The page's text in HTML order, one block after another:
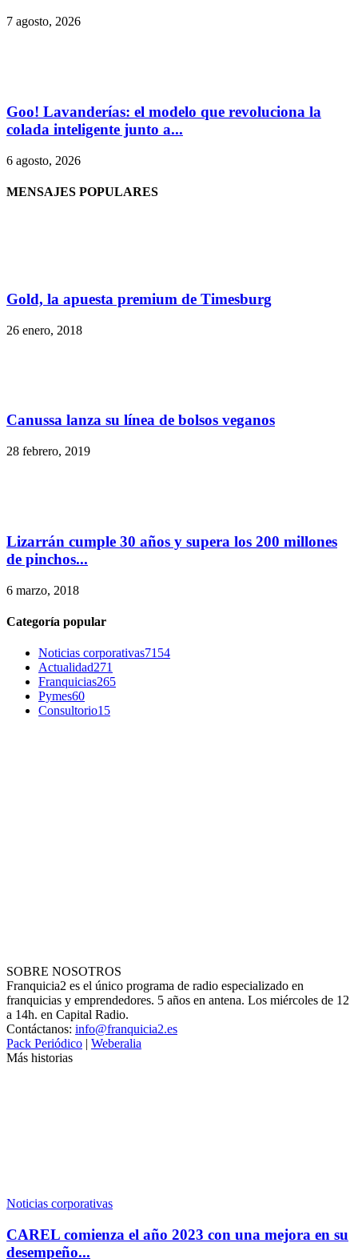
7 agosto, 2026
Goo! Lavanderías: el modelo que revoluciona la
colada inteligente junto a...
6 agosto, 2026
MENSAJES POPULARES
Gold, la apuesta premium de Timesburg
26 enero, 2018
Canussa lanza su línea de bolsos veganos
28 febrero, 2019
Lizarrán cumple 30 años y supera los 200 millones
de pinchos...
6 marzo, 2018
Categoría popular
Noticias corporativas7154
Actualidad271
Franquicias265
Pymes60
Consultorio15
SOBRE NOSOTROS
Franquicia2 es el único programa de radio especializado en
franquicias y emprendedores. 5 años en antena. Los miércoles de 12
a 14h. en Capital Radio.
Contáctanos: info@franquicia2.es
Pack Periódico | Weberalia
Más historias
Noticias corporativas
CAREL comienza el año 2023 con una mejora en su
desempeño...